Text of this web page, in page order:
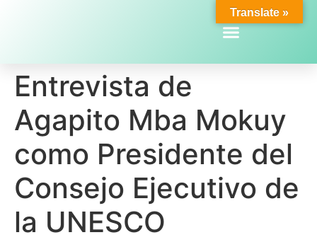
Entrevista de
Agapito Mba Mokuy
como Presidente del
Consejo Ejecutivo de
la UNESCO
Translate »